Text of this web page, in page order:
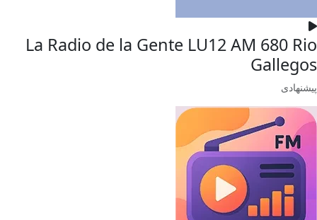
La Radio de la Gente LU12 AM 680 Rio
Gallegos
پیشنهادی